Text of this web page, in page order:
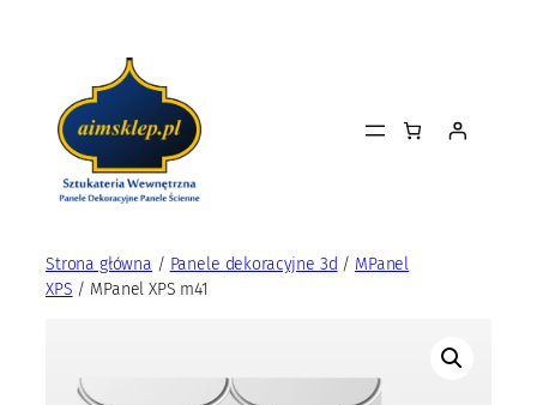
Strona główna / Panele dekoracyjne 3d / MPanel
XPS / MPanel XPS m41